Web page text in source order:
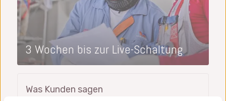
3 Wochen bis zur Live-Schaltung
Was Kunden sagen